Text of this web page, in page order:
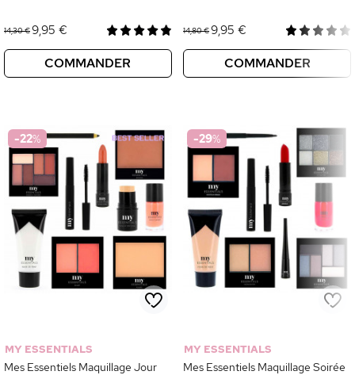
14,30 €9,95 €
COMMANDER
14,80 €9,95 €
COMMANDER
-22%
MY ESSENTIALS
Mes Essentiels Maquillage Jour
-29%
MY ESSENTIALS
Mes Essentiels Maquillage Soirée